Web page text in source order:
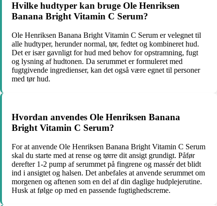
Hvilke hudtyper kan bruge Ole Henriksen
Banana Bright Vitamin C Serum?
Ole Henriksen Banana Bright Vitamin C Serum er velegnet til
alle hudtyper, herunder normal, tør, fedtet og kombineret hud.
Det er især gavnligt for hud med behov for opstramning, fugt
og lysning af hudtonen. Da serummet er formuleret med
fugtgivende ingredienser, kan det også være egnet til personer
med tør hud.
Hvordan anvendes Ole Henriksen Banana
Bright Vitamin C Serum?
For at anvende Ole Henriksen Banana Bright Vitamin C Serum
skal du starte med at rense og tørre dit ansigt grundigt. Påfør
derefter 1-2 pump af serummet på fingrene og massér det blidt
ind i ansigtet og halsen. Det anbefales at anvende serummet om
morgenen og aftenen som en del af din daglige hudplejerutine.
Husk at følge op med en passende fugtighedscreme.